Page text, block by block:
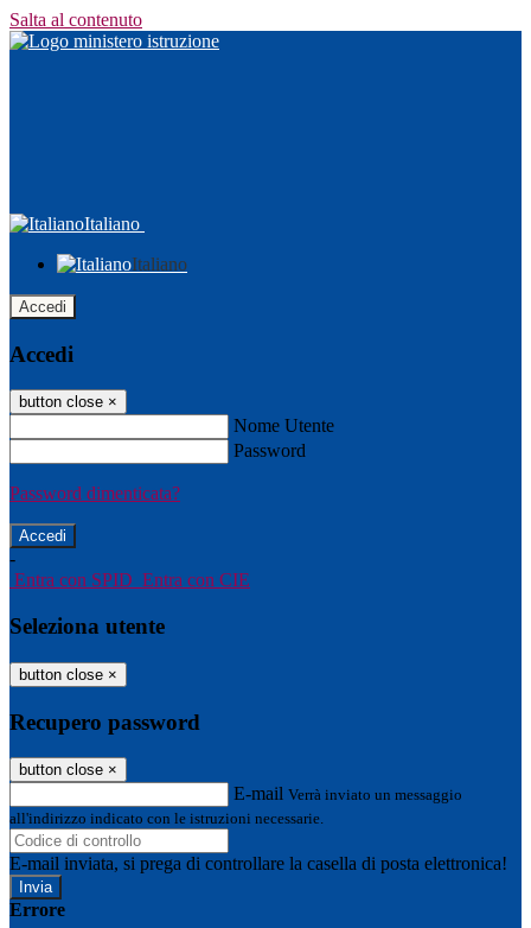
Salta al contenuto
Italiano
Italiano
Accedi
Accedi
button close ×
Nome Utente
Password
Password dimenticata?
-
Entra con SPID Entra con CIE
Seleziona utente
button close ×
Recupero password
button close ×
E-mail Verrà inviato un messaggio
all'indirizzo indicato con le istruzioni necessarie.
E-mail inviata, si prega di controllare la casella di posta elettronica!
Errore